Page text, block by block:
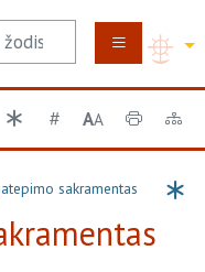
AA
sakramentas